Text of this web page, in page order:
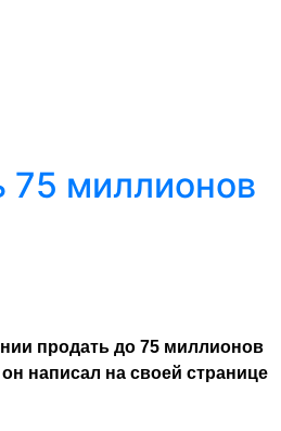
75 миллионов
продать до 75 миллионов
написал на своей странице